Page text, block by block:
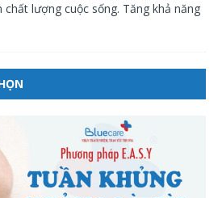
lượng cuộc sống. Tăng khả năng